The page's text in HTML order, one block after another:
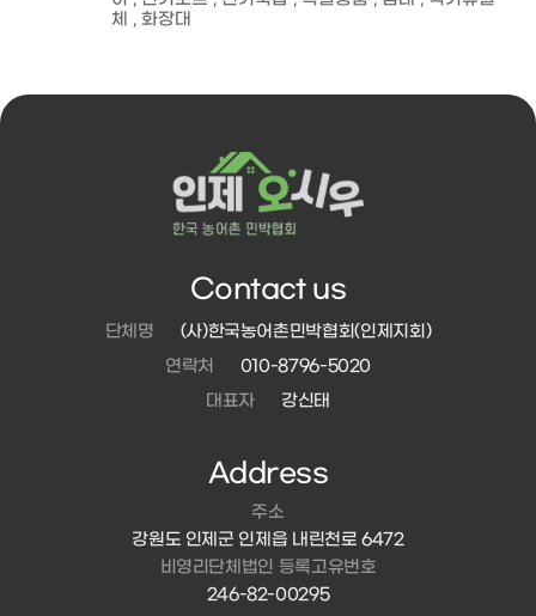
Contact us
단체명
(사)한국농어촌민박협회(인제지회)
연락처
010-8796-5020
대표자
강신태
Address
주소
강원도 인제군 인제읍 내린천로 6472
비영리단체법인 등록고유번호
246-82-00295